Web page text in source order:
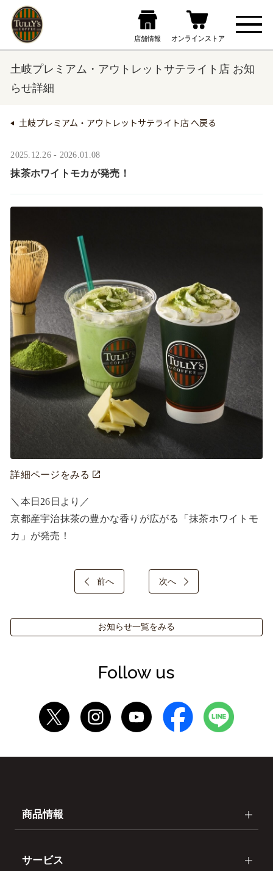
土岐プレミアム・アウトレットサテライト店 お知
らせ詳細
土岐プレミアム・アウトレットサテライト店 へ戻る
2025.12.26 - 2026.01.08
抹茶ホワイトモカが発売！
詳細ページをみる
＼本日26日より／
京都産宇治抹茶の豊かな香りが広がる「抹茶ホワイトモ
カ」が発売！
前へ 次へ
お知らせ一覧をみる
Follow us
商品情報
サービス